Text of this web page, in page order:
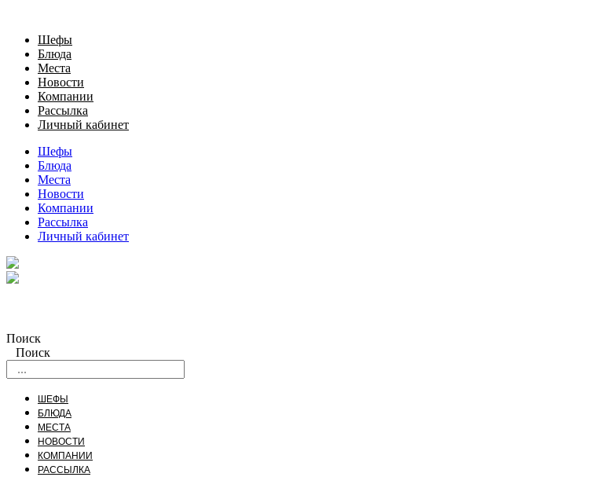
Шефы
Блюда
Места
Новости
Компании
Рассылка
Личный кабинет
Шефы
Блюда
Места
Новости
Компании
Рассылка
Личный кабинет
Поиск
Поиск
ШЕФЫ
БЛЮДА
МЕСТА
НОВОСТИ
КОМПАНИИ
РАССЫЛКА